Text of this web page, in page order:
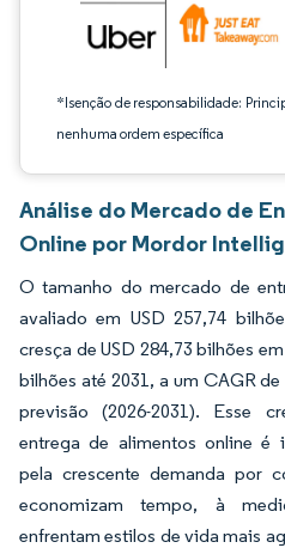
*Isenção de responsabilidade:
nenhuma ordem específica
Análise do Mercado de
Online por Mordor
O tamanho do mercado de
avaliado em USD 257,74
cresça de USD 284,73 bilhões
bilhões até 2031, a um CAGR
previsão (2026-2031). Esse
entrega de alimentos online é
pela crescente demanda por
economizam tempo, à
enfrentam estilos de vida mais